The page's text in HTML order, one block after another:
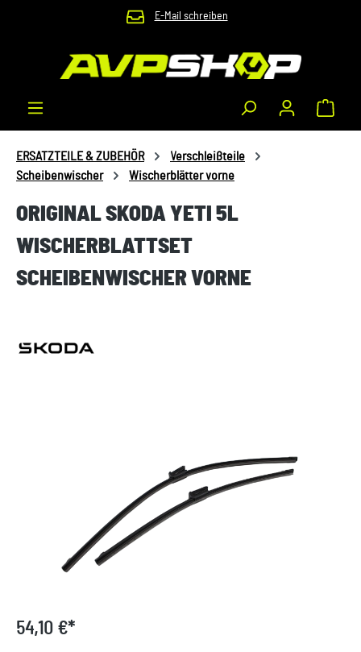
Zum Hauptinhalt springen E-Mail schreiben
ERSATZTEILE & ZUBEHÖR
Verschleißteile
Scheibenwischer
Wischerblätter vorne
ORIGINAL SKODA YETI 5L
WISCHERBLATTSET
SCHEIBENWISCHER VORNE
54,10 €*